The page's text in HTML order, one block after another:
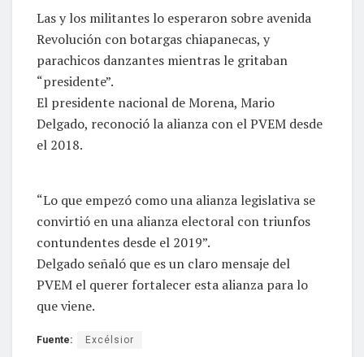
Las y los militantes lo esperaron sobre avenida
Revolución con botargas chiapanecas, y
parachicos danzantes mientras le gritaban
“presidente”.
El presidente nacional de Morena, Mario
Delgado, reconoció la alianza con el PVEM desde
el 2018.
“Lo que empezó como una alianza legislativa se
convirtió en una alianza electoral con triunfos
contundentes desde el 2019”.
Delgado señaló que es un claro mensaje del
PVEM el querer fortalecer esta alianza para lo
que viene.
Fuente: Excélsior